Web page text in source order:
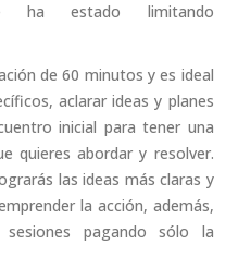
ha estado limitando
de 60 minutos y es ideal
aclarar ideas y planes
inicial para tener una
quieres abordar y resolver.
las ideas más claras y
la acción, además,
pagando sólo la